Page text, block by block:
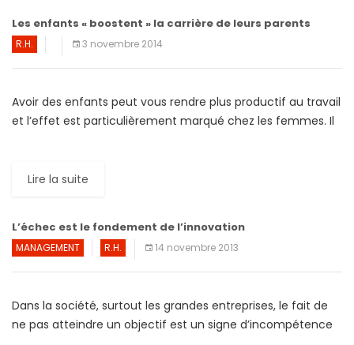
Les enfants « boostent » la carrière de leurs parents
R.H. 3 novembre 2014
Avoir des enfants peut vous rendre plus productif au travail
et l’effet est particulièrement marqué chez les femmes. Il
Lire la suite
L’échec est le fondement de l’innovation
MANAGEMENT R.H. 14 novembre 2013
Dans la société, surtout les grandes entreprises, le fait de
ne pas atteindre un objectif est un signe d’incompétence